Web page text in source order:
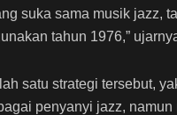
suka sama musik jazz,
tahun 1976,”
satu strategi tersebut,
penyanyi jazz,